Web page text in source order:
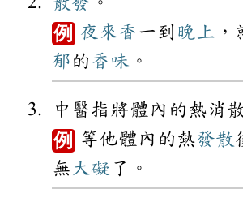
例 夜來香 一到 晚上 ，
郁 的 香味 。
中醫指將體內的熱消
例 等他體內的熱發散
無 大礙 了。